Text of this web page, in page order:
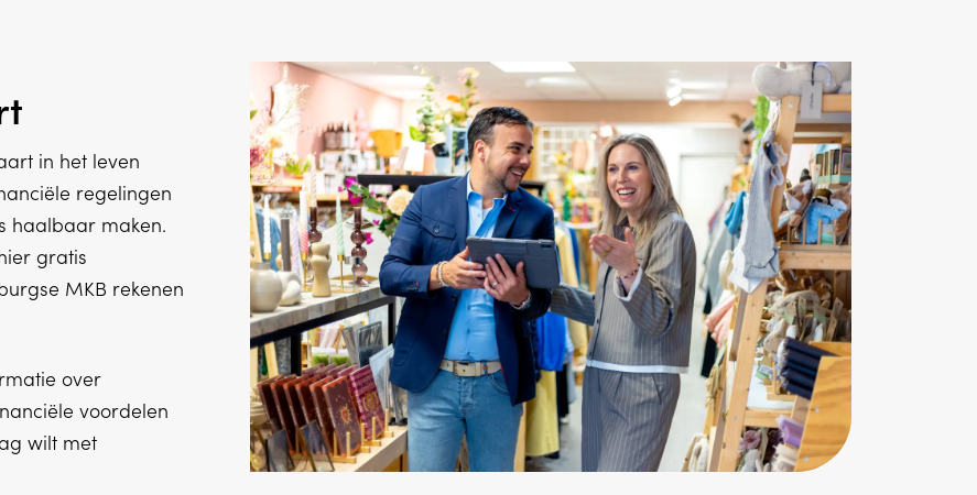
in het leven
regelingen
haalbaar maken.
gratis
MKB rekenen
over
voordelen
wilt met